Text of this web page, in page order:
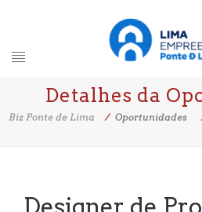
Toggle
navigationDetalhes da
Biz Ponte de Lima Oportunidades